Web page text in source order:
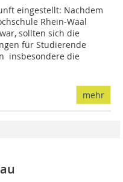
eingestellt: Nachdem
Rhein-Waal
sollten sich die
für Studierende
 insbesondere die
mehr